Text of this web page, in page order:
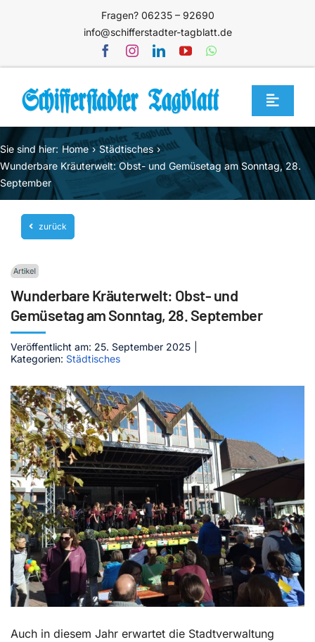
Fragen? 06235 – 92690
info@schifferstadter-tagblatt.de
Toggle
Home
Themen
Blog
Unternehmen
Mediathek
Jetzt abonnieren
Sie sind hier: Home
Städtisches
Wunderbare Kräuterwelt: Obst- und Gemüsetag am Sonntag, 28.
September
zurück
Wunderbare Kräuterwelt: Obst- und
Gemüsetag am Sonntag, 28. September
Veröffentlicht am: 25. September 2025
Kategorien: Städtisches
Auch in diesem Jahr erwartet die Stadtverwaltung